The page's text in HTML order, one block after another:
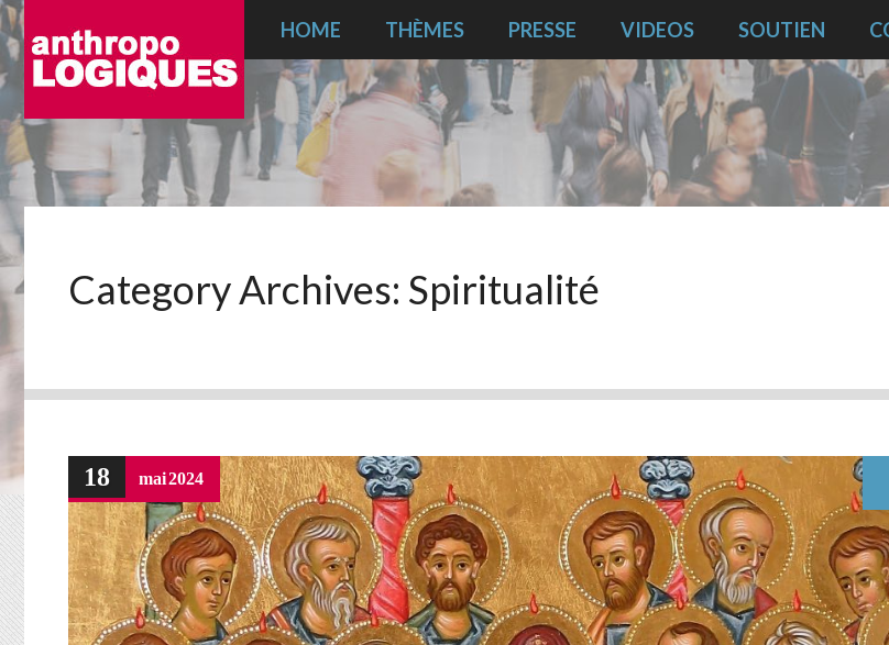
HOME THÈMES PRESSE VIDEOS SOUTIEN
Category Archives: Spiritualité
18 mai2024